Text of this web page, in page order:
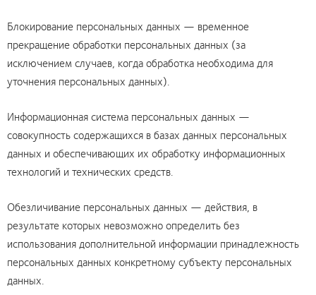
Блокирование персональных данных — временное
прекращение обработки персональных данных (за
исключением случаев, когда обработка необходима для
уточнения персональных данных).
Информационная система персональных данных —
совокупность содержащихся в базах данных персональных
данных и обеспечивающих их обработку информационных
технологий и технических средств.
Обезличивание персональных данных — действия, в
результате которых невозможно определить без
использования дополнительной информации принадлежность
персональных данных конкретному субъекту персональных
данных.